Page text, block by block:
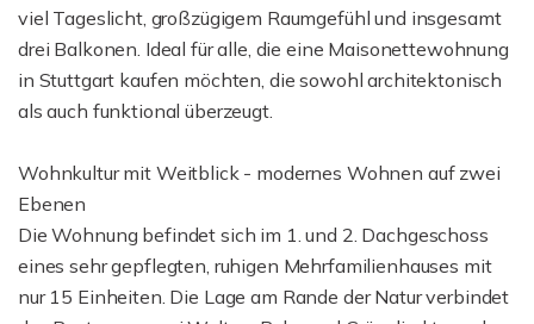
viel Tageslicht, großzügigem Raumgefühl und insgesamt
drei Balkonen. Ideal für alle, die eine Maisonettewohnung
in Stuttgart kaufen möchten, die sowohl architektonisch
als auch funktional überzeugt.
Wohnkultur mit Weitblick - modernes Wohnen auf zwei
Ebenen
Die Wohnung befindet sich im 1. und 2. Dachgeschoss
eines sehr gepflegten, ruhigen Mehrfamilienhauses mit
nur 15 Einheiten. Die Lage am Rande der Natur verbindet